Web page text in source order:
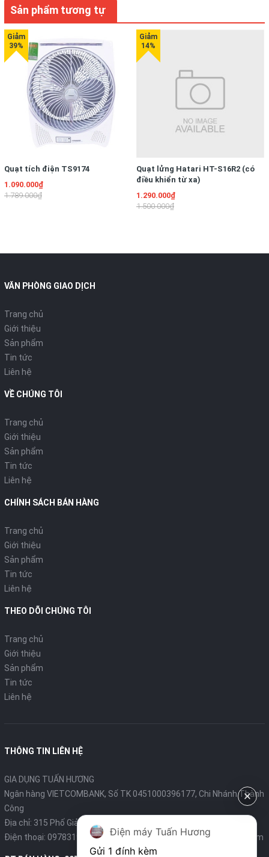
Sản phẩm tương tự
Quạt tích điện TS9174
1.090.000₫
1.789.000₫
Quạt lửng Hatari HT-S16R2 (có
điều khiển từ xa)
1.290.000₫
1.500.000₫
VĂN PHÒNG GIAO DỊCH
Trang chủ
Giới thiệu
Sản phẩm
Tin tức
Liên hệ
VỀ CHÚNG TÔI
Trang chủ
Giới thiệu
Sản phẩm
Tin tức
Liên hệ
CHÍNH SÁCH BÁN HÀNG
Trang chủ
Giới thiệu
Sản phẩm
Tin tức
Liên hệ
THEO DÕI CHÚNG TÔI
Trang chủ
Giới thiệu
Sản phẩm
Tin tức
Liên hệ
THÔNG TIN LIÊN HỆ
GIA DỤNG TUẤN HƯƠNG
Ngân hàng VIETCOMBANK, Số TK 0451000396177, Chi Nhánh Thành
Công
Địa chỉ: 315 Phố Giảng Võ - Ba Đình - Hà Nội
Điện thoại: 0978319375- Email:diengiadungtuanhuong@gmail.com
Điện máy Tuấn Hương
Gửi 1 đính kèm